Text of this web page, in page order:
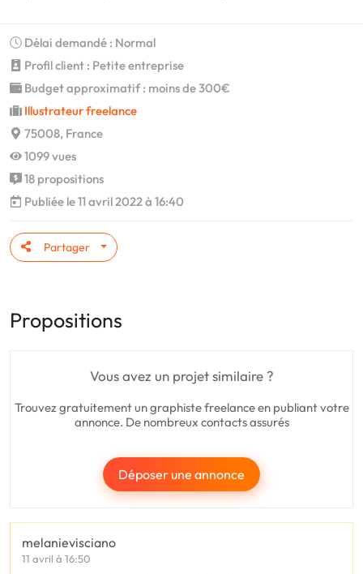
Délai demandé : Normal
Profil client : Petite entreprise
Budget approximatif : moins de 300€
Illustrateur freelance
75008, France
1099 vues
18 propositions
Publiée le 11 avril 2022 à 16:40
Partager
Propositions
Vous avez un projet similaire ?
Trouvez gratuitement un graphiste freelance en publiant votre
annonce. De nombreux contacts assurés
Déposer une annonce
melanievisciano
11 avril à 16:50